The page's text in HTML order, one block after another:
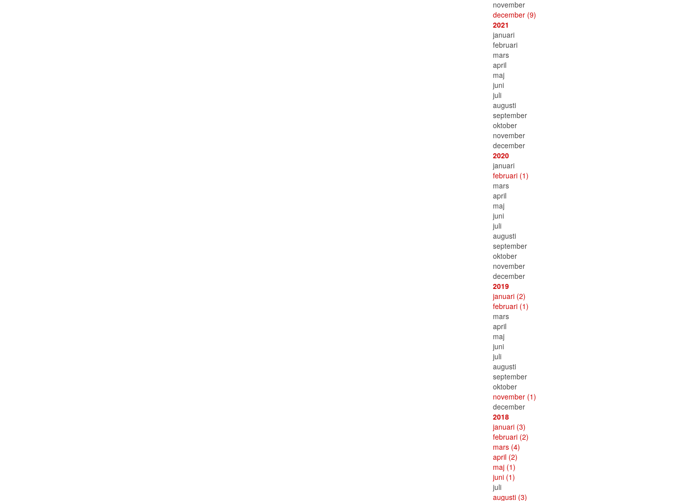
november
december (9)
2021
januari
februari
mars
april
maj
juni
juli
augusti
september
oktober
november
december
2020
januari
februari (1)
mars
april
maj
juni
juli
augusti
september
oktober
november
december
2019
januari (2)
februari (1)
mars
april
maj
juni
juli
augusti
september
oktober
november (1)
december
2018
januari (3)
februari (2)
mars (4)
april (2)
maj (1)
juni (1)
juli
augusti (3)